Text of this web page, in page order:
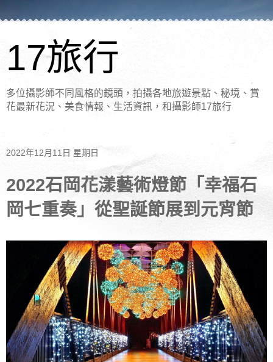
17旅行
多位攝影師不同風格的鏡頭，拍攝各地旅遊景點、秘境、賞
花最新花況、美食情報、生活資訊，和攝影師17旅行
2022年12月11日 星期日
2022石岡花漾藝術燈節「幸福石
岡七重奏」從聖誕節展到元宵節